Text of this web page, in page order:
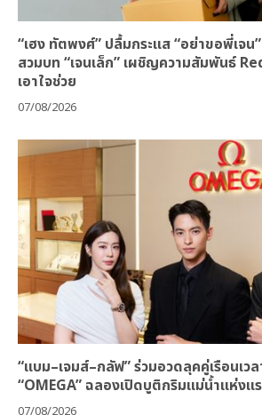
“เฮง ทัตพงศ์” ปลื้มกระแส “อย่าขอพี่เจน
สวมบท “เจนเล็ก” เผชิญความสัมพันธ์
เอาใจช่วย
07/08/2026
“แบม–เจมส์–กลัฟ” ร่วมอวดลุคคู่เรือนเว
“OMEGA” ฉลองเปิดบูติกริมแม่น้ำแห่ง
07/08/2026